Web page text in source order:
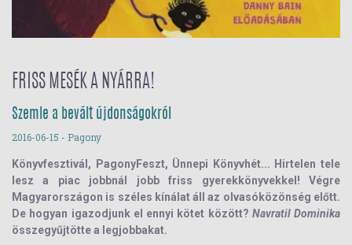
FRISS MESÉK A NYÁRRA!
Szemle a bevált újdonságokról
2016-06-15 - Pagony
Könyvfesztivál, PagonyFeszt, Ünnepi Könyvhét... Hirtelen tele
lesz a piac jobbnál jobb friss gyerekkönyvekkel! Végre
Magyarországon is széles kínálat áll az olvasóközönség előtt.
De hogyan igazodjunk el ennyi kötet között? Navratil Dominika
összegyűjtötte a legjobbakat.